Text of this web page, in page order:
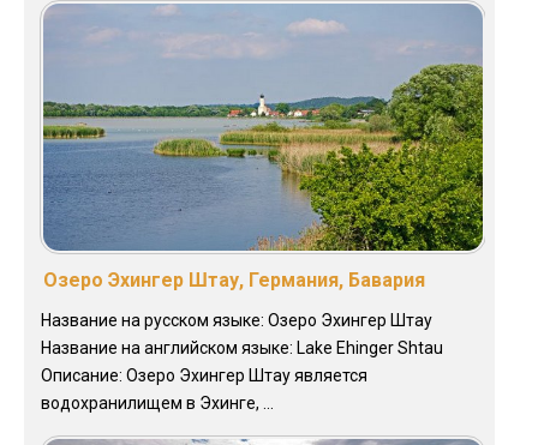
Озеро Эхингер Штау, Германия, Бавария
Название на русском языке: Озеро Эхингер Штау
Название на английском языке: Lake Ehinger Shtau
Описание: Озеро Эхингер Штау является
водохранилищем в Эхинге, ...